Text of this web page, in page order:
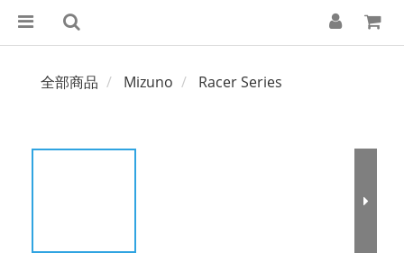
全部商品 Mizuno Racer Series